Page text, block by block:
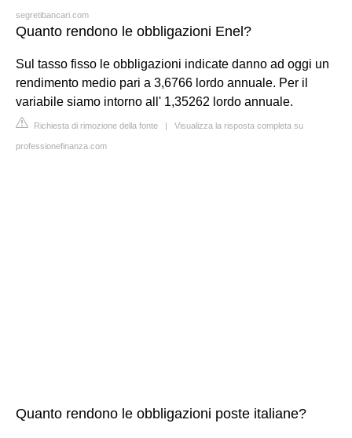
segretibancari.com
Quanto rendono le obbligazioni Enel?
Sul tasso fisso le obbligazioni indicate danno ad oggi un
rendimento medio pari a 3,6766 lordo annuale. Per il
variabile siamo intorno all' 1,35262 lordo annuale.
Richiesta di rimozione della fonte | Visualizza la risposta completa su
professionefinanza.com
Quanto rendono le obbligazioni poste italiane?